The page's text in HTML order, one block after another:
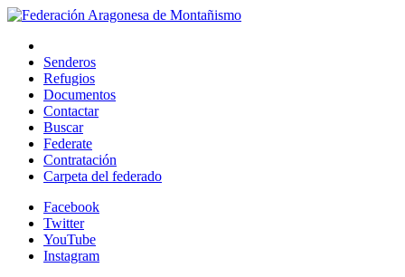
Senderos
Refugios
Documentos
Contactar
Buscar
Federate
Contratación
Carpeta del federado
Facebook
Twitter
YouTube
Instagram